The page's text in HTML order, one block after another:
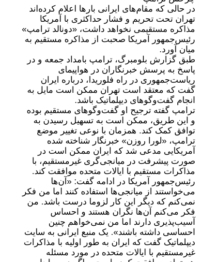
در حالی که مقام‌های ایرانی بارها اعلام کرده‌اند
تهران تحت تحریم و فشار حداکثری با آمریکا
مذاکره مستقیمی نخواهد داشت، «دونالد ترامپ»
رئیس‌جمهور آمریکا صحبت از مذاکره مستقیم به
میان آورد.
طبق گزارش بلومبرگ، ترامپ بامداد جمعه و در
پاسخ به پرسش خبرنگاران در هواپیمای
ریاست‌جمهوری در راه فلوریدا، درباره ایران
گفت که معتقد است تهران ممکن است مایل به
انجام گفت‌وگوهای دیپلماتیک باشد.
ترامپ گفته ترجیح او گفت‌وگوهای مستقیم بوده
و این طریق، ممکن است به تسهیل رسیدن به
توافق کمک کند. همزمان با نوعی تغییر موضع
ترامپ، «لورا روزن» خبرنگار شناخته شده
آمریکایی مدعی شد که ایران ممکن است در
صورت پیشرفت در میانجی‌گری غیرمستقیم، با
مذاکرات مستقیم با ایالات متحده موافقت کند.
رئیس‌جمهور آمریکا در ادامه گفت: «آن‌ها
می‌خواستند از میانجی‌ها استفاده کنند اما من فکر
نمی‌کنم‌ که دیگر این کار لزوما درست باشد. من
فکر می‌کنم آن‌ها نگران هستند و احساس
آسیب‌پذیری دارند اما من نمی‌خواهم چنین
احساسی داشته باشند». یک منبع ایرانی به سایت
دیپلماتیک گفت که ایران به طور اولیه با مذاکرات
غیرمستقیم با ایالات متحده در مورد مسئله